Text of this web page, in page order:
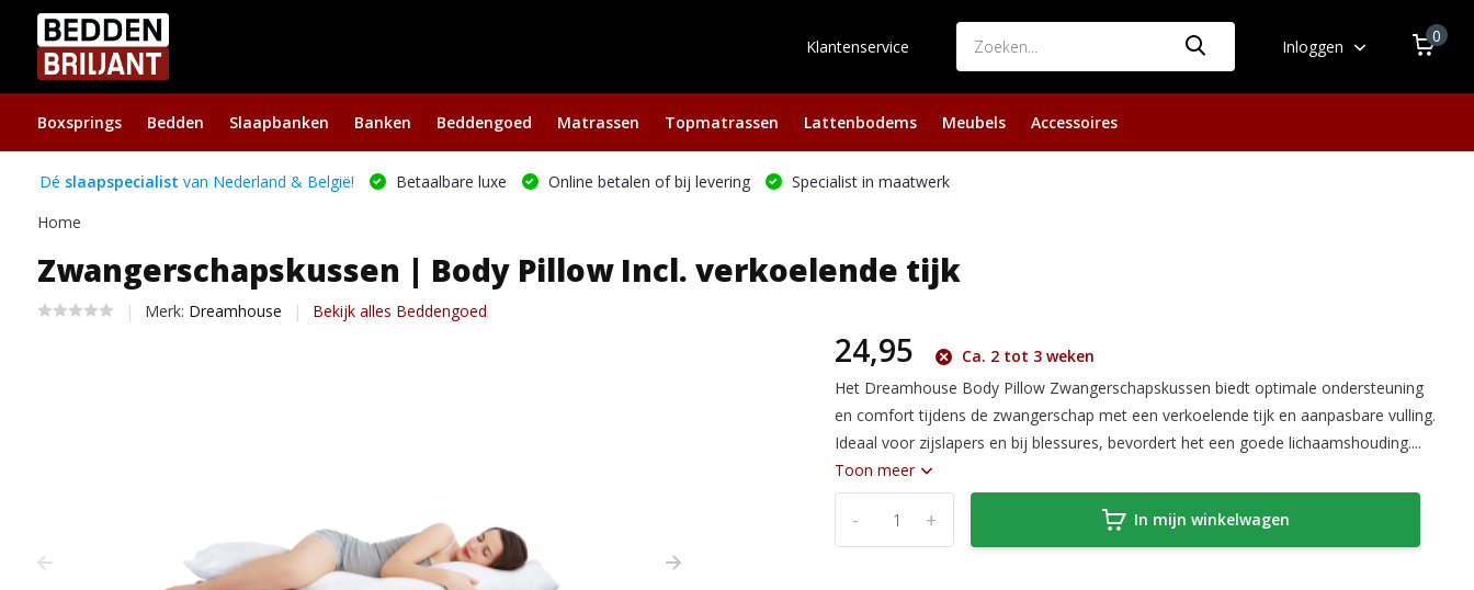
Klantenservice Inloggen
0
Boxsprings Bedden Slaapbanken Banken Beddengoed Matrassen Topmatrassen Lattenbodems Meubels Accessoires
Dé slaapspecialist van Nederland & België! Betaalbare luxe Online betalen of bij levering
Specialist in maatwerk
Home
Zwangerschapskussen | Body Pillow Incl. verkoelende tijk
Merk: Dreamhouse Bekijk alles Beddengoed
24,95
Ca. 2 tot 3 weken
Het Dreamhouse Body Pillow Zwangerschapskussen biedt optimale ondersteuning
en comfort tijdens de zwangerschap met een verkoelende tijk en aanpasbare vulling.
Ideaal voor zijslapers en bij blessures, bevordert het een goede lichaamshouding....
Toon meer
+
- In mijn winkelwagen